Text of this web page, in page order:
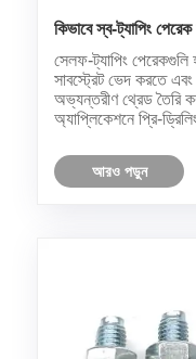
কিভাবে স্ব-ট্যাপিং পেরেক
সেলফ-ট্যাপিং পেরেকগুলি
সাবস্ট্রেট ভেদ করতে
অভ্যন্তরীণ থ্রেড তৈরি
অ্যাপ্লিকেশনে প্রি-
আরও পড়ুন